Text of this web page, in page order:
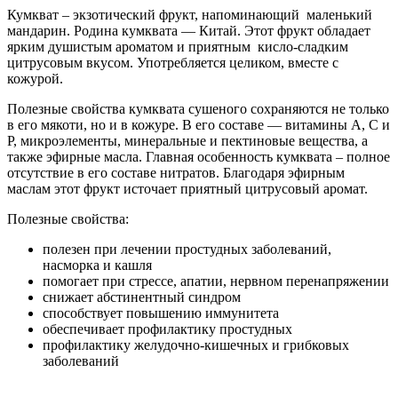
Кумкват – экзотический фрукт, напоминающий маленький
мандарин. Родина кумквата — Китай. Этот фрукт обладает
ярким душистым ароматом и приятным кисло-сладким
цитрусовым вкусом. Употребляется целиком, вместе с
кожурой.
Полезные свойства кумквата сушеного сохраняются не только
в его мякоти, но и в кожуре. В его составе — витамины A, C и
P, микроэлементы, минеральные и пектиновые вещества, а
также эфирные масла. Главная особенность кумквата – полное
отсутствие в его составе нитратов. Благодаря эфирным
маслам этот фрукт источает приятный цитрусовый аромат.
Полезные свойства:
полезен при лечении простудных заболеваний,
насморка и кашля
помогает при стрессе, апатии, нервном перенапряжении
снижает абстинентный синдром
способствует повышению иммунитета
обеспечивает профилактику простудных
профилактику желудочно-кишечных и грибковых
заболеваний